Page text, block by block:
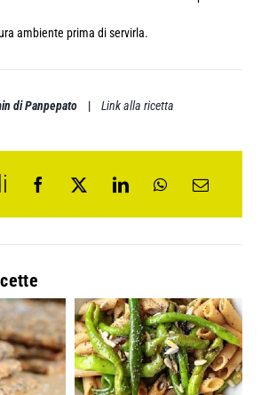
ambiente prima di servirla.
di Panpepato| Link alla ricetta